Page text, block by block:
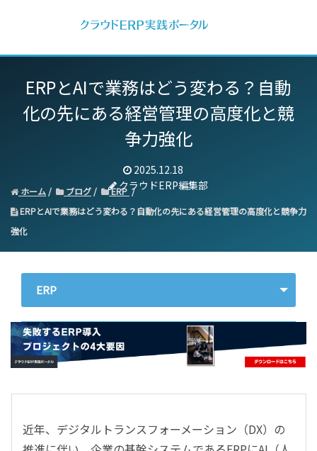
ERPとAIで業務はどう変わる？ 自動
化の先にある経営管理の高度化と競
争力強化
2025.12.18
クラウドERP編集部
ホーム ブログ
ERP
ERPとAIで業務はどう変わる？自動化の先にある経営管理の高度化と競争力
強化
ERP
ERP
会計
CRM／営業支援／Eコマース
近年、デジタルトランスフォーメーション（DX）の